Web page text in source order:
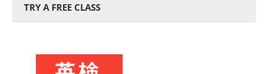
TRY A FREE CLASS